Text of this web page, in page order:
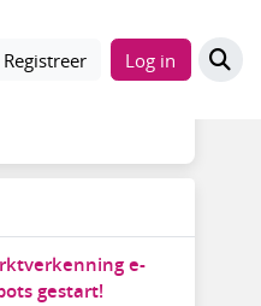
Registreer Log in
e-
gestart!